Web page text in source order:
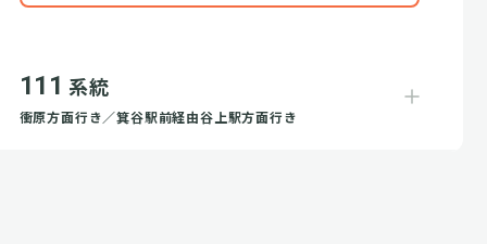
111 系統
衝原方面行き／箕谷駅前経由谷上駅方面行き